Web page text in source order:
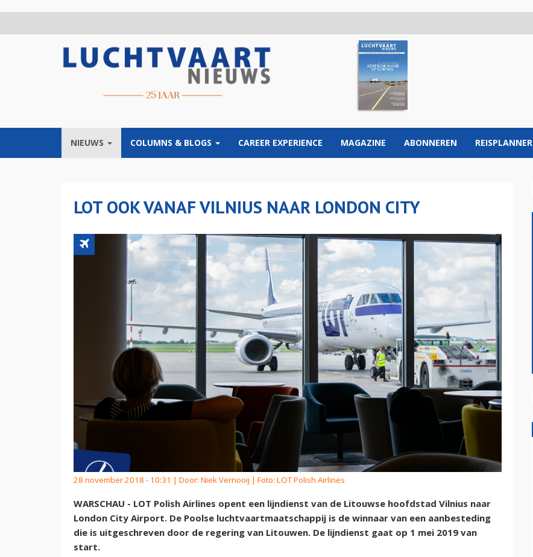
NIEUWS COLUMNS & BLOGS CAREER EXPERIENCE MAGAZINE ABONNEREN REISPLANNER
LOT OOK VANAF VILNIUS NAAR LONDON CITY
28 november 2018 - 10:31 | Door: Niek Vernooij | Foto: LOT Polish Airlines
WARSCHAU - LOT Polish Airlines opent een lijndienst van de Litouwse hoofdstad Vilnius naar
London City Airport. De Poolse luchtvaartmaatschappij is de winnaar van een aanbesteding
die is uitgeschreven door de regering van Litouwen. De lijndienst gaat op 1 mei 2019 van
start.